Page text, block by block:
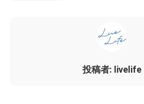
投稿者: livelife